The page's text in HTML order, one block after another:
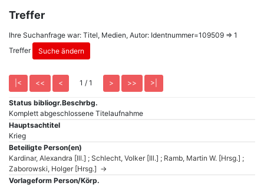
Treffer
Ihre Suchanfrage war: Titel, Medien, Autor: Identnummer=109509 ⇒ 1
Treffer
1 / 1
Status bibliogr.Beschrbg.
Komplett abgeschlossene Titelaufnahme
Hauptsachtitel
Krieg
Beteiligte Person(en)
Kardinar, Alexandra [Ill.] ; Schlecht, Volker [Ill.] ; Ramb, Martin W. [Hrsg.] ;
Zaborowski, Holger [Hrsg.] →
Vorlageform Person/Körp.